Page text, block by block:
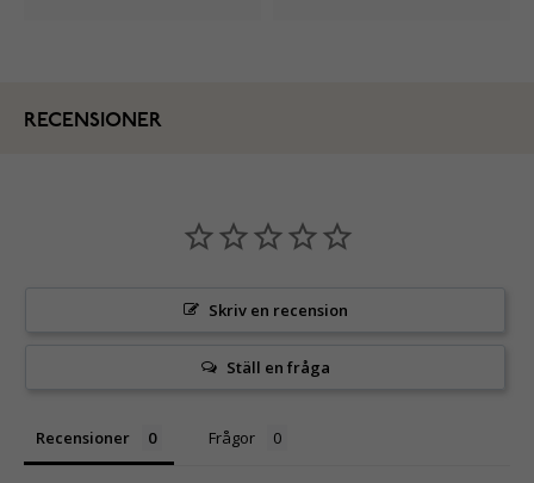
RECENSIONER
Skriv en recension
Ställ en fråga
Recensioner Frågor